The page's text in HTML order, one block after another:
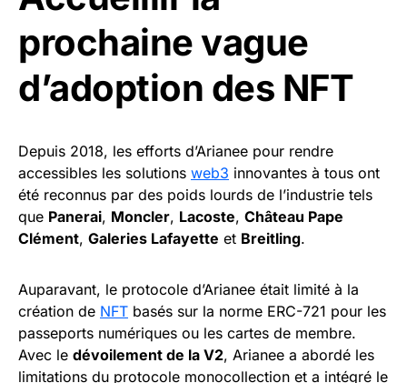
prochaine vague
d’adoption des NFT
Depuis 2018, les efforts d’Arianee pour rendre
accessibles les solutions web3 innovantes à tous ont
été reconnus par des poids lourds de l’industrie tels
que Panerai, Moncler, Lacoste, Château Pape
Clément, Galeries Lafayette et Breitling.
Auparavant, le protocole d’Arianee était limité à la
création de NFT basés sur la norme ERC-721 pour les
passeports numériques ou les cartes de membre.
Avec le dévoilement de la V2, Arianee a abordé les
limitations du protocole monocollection et a intégré le